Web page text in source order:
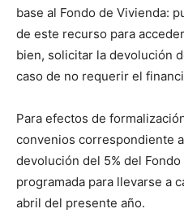
base al Fondo de Vivienda:
de este recurso para
bien, solicitar la devolución
caso de no requerir el
Para efectos de
convenios correspondiente
devolución del 5% del
programada para llevarse a
abril del presente año.